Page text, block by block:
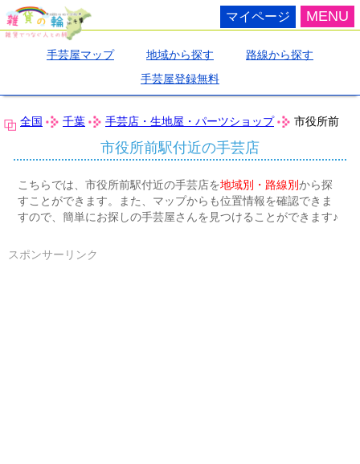
MENU
マイページ
手芸屋マップ 地域から探す
路線から探す
手芸屋登録無料
全国 千葉 手芸店・生地屋・パーツショップ 市役所前
市役所前駅付近の手芸店
こちらでは、市役所前駅付近の手芸店を地域別・路線別から探
すことができます。また、マップからも位置情報を確認できま
すので、簡単にお探しの手芸屋さんを見つけることができます♪
スポンサーリンク